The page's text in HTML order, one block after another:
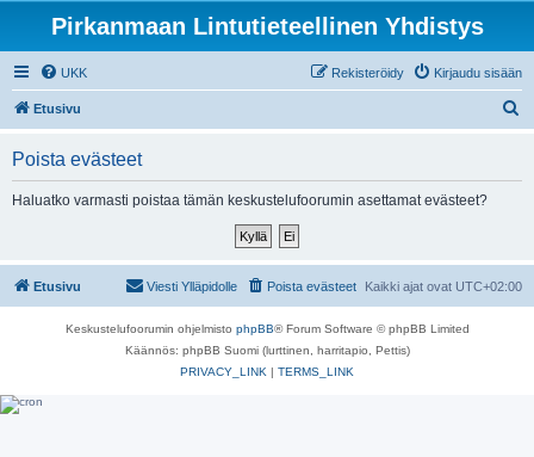
Pirkanmaan Lintutieteellinen Yhdistys
UKK Kirjaudu sisään
Rekisteröidy
Etusivu
Poista evästeet
Haluatko varmasti poistaa tämän keskustelufoorumin asettamat evästeet?
Etusivu Kaikki ajat ovat UTC+02:00
Poista evästeet
Viesti Ylläpidolle
Keskustelufoorumin ohjelmisto phpBB® Forum Software © phpBB Limited
Käännös: phpBB Suomi (lurttinen, harritapio, Pettis)
PRIVACY_LINK | TERMS_LINK